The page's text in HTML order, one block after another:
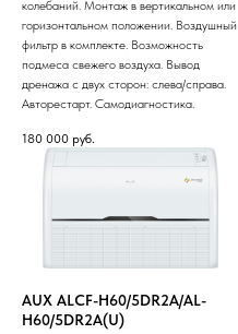
колебаний. Монтаж в вертикальном или
горизонтальном положении. Воздушный
фильтр в комплекте. Возможность
подмеса свежего воздуха. Вывод
дренажа с двух сторон: слева/справа.
Авторестарт. Самодиагностика.
180 000 руб.
AUX ALCF-H60/5DR2A/AL-
H60/5DR2A(U)